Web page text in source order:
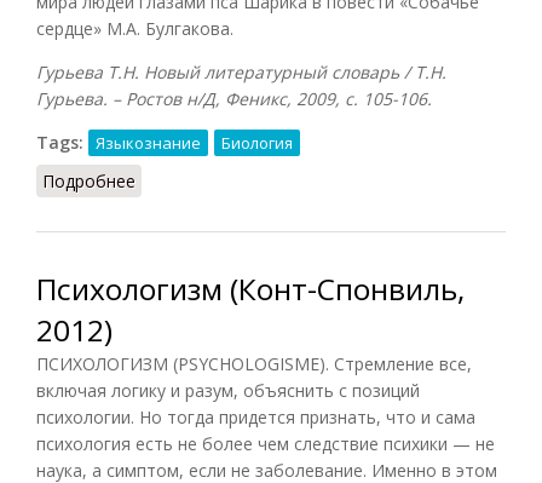
сердце» М.А. Булгакова.
Гурьева Т.Н. Новый литературный словарь / Т.Н.
Гурьева. – Ростов н/Д, Феникс, 2009, с. 105-106.
Tags:
Языкознание Биология
Подробнее
Психологизм (Конт-Спонвиль,
2012)
ПСИХОЛОГИЗМ (PSYCHOLOGISME). Стремление все,
включая логику и разум, объяснить с позиций
психологии. Но тогда придется признать, что и сама
психология есть не более чем следствие психики — не
наука, а симптом, если не заболевание. Именно в этом